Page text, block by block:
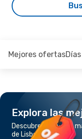
Mejores ofertas
Explora las
Descubre los vuelos
de Lisboa a Vigo